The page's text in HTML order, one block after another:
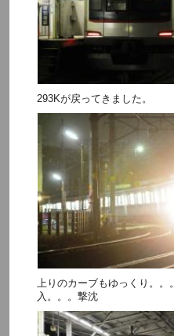
293Kが戻ってきました。
上りのカーブもゆっくり。。
入。。。撃沈